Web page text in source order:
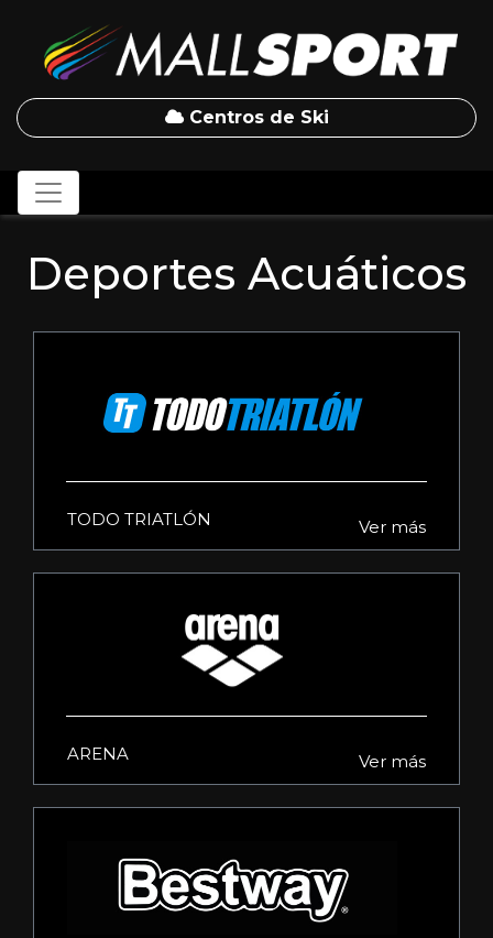
Centros de Ski
Deportes Acuáticos
TODO TRIATLÓN Ver más
ARENA Ver más